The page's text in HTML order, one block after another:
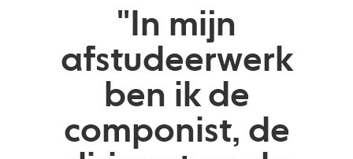
"In mijn
afstudeerwerk
ben ik de
componist, de